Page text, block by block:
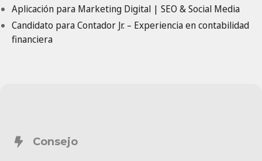
Aplicación para Marketing Digital | SEO & Social Media
Candidato para Contador Jr. – Experiencia en contabilidad
financiera
Consejo